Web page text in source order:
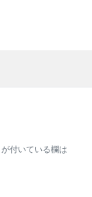
が付いている欄は